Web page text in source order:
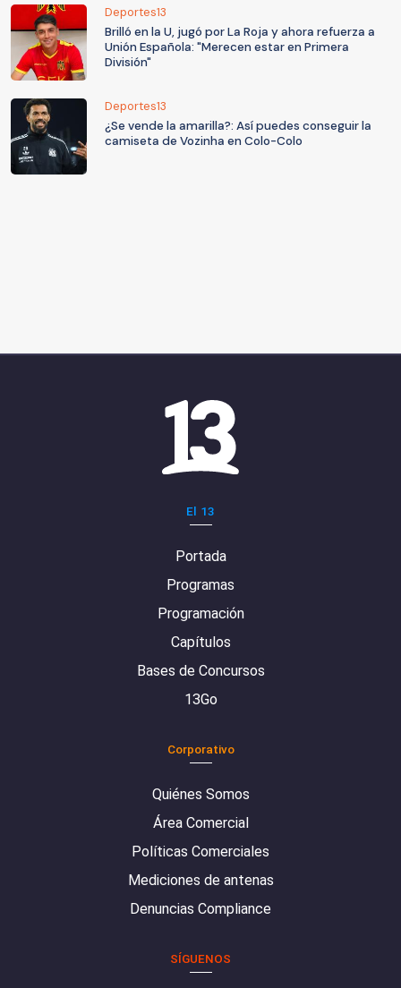
Deportes13
Brilló en la U, jugó por La Roja y ahora refuerza a
Unión Española: "Merecen estar en Primera
División"
Deportes13
¿Se vende la amarilla?: Así puedes conseguir la
camiseta de Vozinha en Colo-Colo
El 13
Portada
Programas
Programación
Capítulos
Bases de Concursos
13Go
Corporativo
Quiénes Somos
Área Comercial
Políticas Comerciales
Mediciones de antenas
Denuncias Compliance
SÍGUENOS